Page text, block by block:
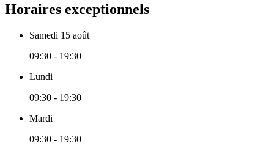
Horaires exceptionnels
Samedi 15 août
09:30 - 19:30
Lundi
09:30 - 19:30
Mardi
09:30 - 19:30